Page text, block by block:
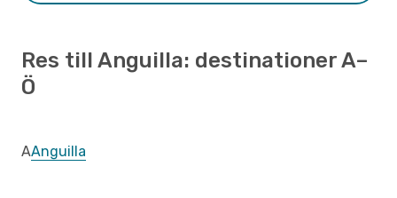
Res till Anguilla: destinationer A–
Ö
AAnguilla